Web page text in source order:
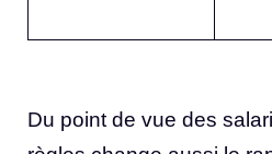
Du point de vue des